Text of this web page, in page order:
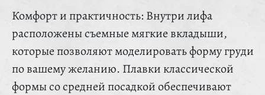
Комфорт и практичность: Внутри лифа
расположены съемные мягкие вкладыши,
которые позволяют моделировать форму груди
по вашему желанию. Плавки классической
формы со средней посадкой обеспечивают